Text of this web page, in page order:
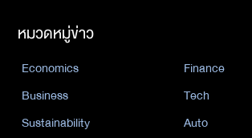
หมวดหมู่ข่าว
Economics
Finance
Business
Tech
Sustainability
Auto